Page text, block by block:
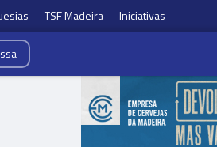
TSF Madeira Iniciativas